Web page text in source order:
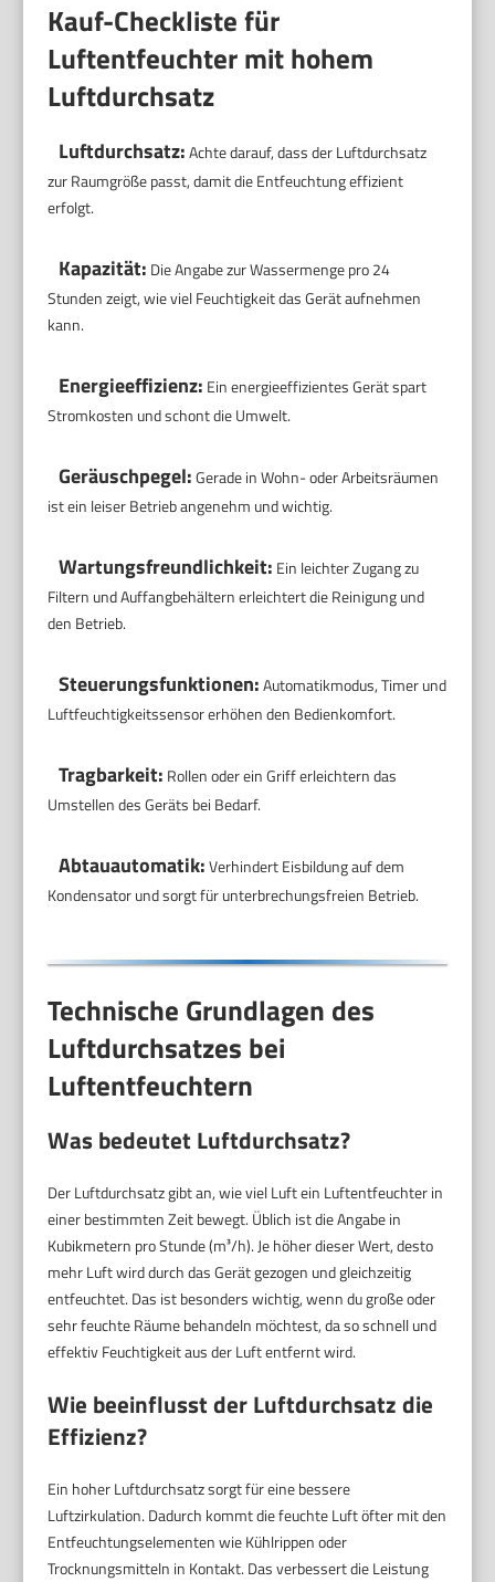
Kauf-Checkliste für
Luftentfeuchter mit hohem
Luftdurchsatz
Luftdurchsatz:Achte darauf, dass der Luftdurchsatz
zur Raumgröße passt, damit die Entfeuchtung effizient
erfolgt.
Kapazität: Die Angabe zur Wassermenge pro 24
Stunden zeigt, wie viel Feuchtigkeit das Gerät aufnehmen
kann.
Energieeffizienz: Ein energieeffizientes Gerät spart
Stromkosten und schont die Umwelt.
Geräuschpegel:Gerade in Wohn- oder Arbeitsräumen
ist ein leiser Betrieb angenehm und wichtig.
Wartungsfreundlichkeit: Ein leichter Zugang zu
Filtern und Auffangbehältern erleichtert die Reinigung und
den Betrieb.
Steuerungsfunktionen:Automatikmodus, Timer und
Luftfeuchtigkeitssensor erhöhen den Bedienkomfort.
Tragbarkeit: Rollen oder ein Griff erleichtern das
Umstellen des Geräts bei Bedarf.
Abtauautomatik:Verhindert Eisbildung auf dem
Kondensator und sorgt für unterbrechungsfreien Betrieb.
Technische Grundlagen des
Luftdurchsatzes bei
Luftentfeuchtern
Was bedeutet Luftdurchsatz?
Der Luftdurchsatz gibt an, wie viel Luft ein Luftentfeuchter in
einer bestimmten Zeit bewegt. Üblich ist die Angabe in
Kubikmetern pro Stunde (m³/h). Je höher dieser Wert, desto
mehr Luft wird durch das Gerät gezogen und gleichzeitig
entfeuchtet. Das ist besonders wichtig, wenn du große oder
sehr feuchte Räume behandeln möchtest, da so schnell und
effektiv Feuchtigkeit aus der Luft entfernt wird.
Wie beeinflusst der Luftdurchsatz die
Effizienz?
Ein hoher Luftdurchsatz sorgt für eine bessere
Luftzirkulation. Dadurch kommt die feuchte Luft öfter mit den
Entfeuchtungselementen wie Kühlrippen oder
Trocknungsmitteln in Kontakt. Das verbessert die Leistung